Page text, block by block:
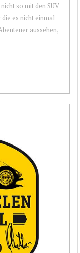
so mit den SUV
es nicht einmal
aussehen,